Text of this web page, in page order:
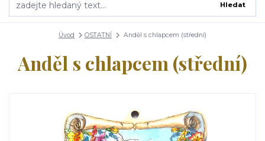
Hledat
Úvod OSTATNÍ Anděl s chlapcem (střední)
Anděl s chlapcem (střední)